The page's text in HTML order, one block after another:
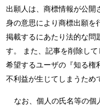
出願人は、商標情報が公開
身の意思により商標出願を
掲載するにあたり法的な問
す。 また、記事を削除し
希望するユーザの『知る権
不利益が生じてしまうため
なお、個人の氏名等の